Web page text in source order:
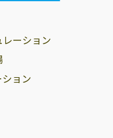
ーション
ョン